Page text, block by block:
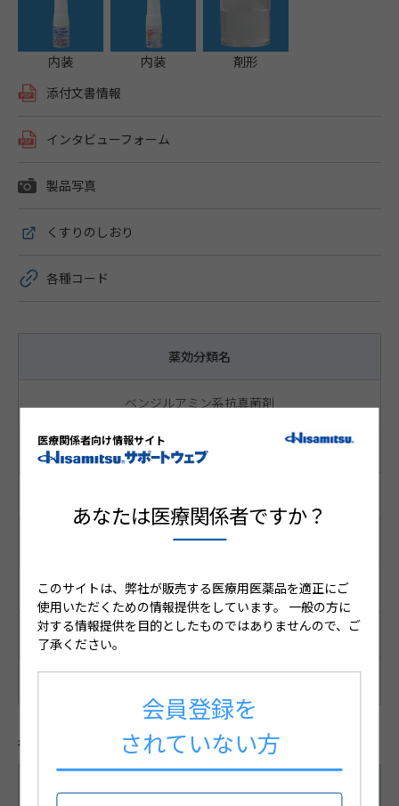
内装 内装 剤形
添付文書情報
インタビューフォーム
製品写真
くすりのしおり
各種コード
薬効分類名
ベンジルアミン系抗真菌剤
成分名 含量・濃度
サイズ
ー
備考
各種コード
10mL/1本×20本
医療関係者向け情報サイト
あなたは医療関係者ですか？
このサイトは、弊社が販売する医療用医薬品を適正にご
使用いただくための情報提供をしています。 一般の方に
対する情報提供を目的としたものではありませんので、ご
了承ください。
会員登録を
されていない方